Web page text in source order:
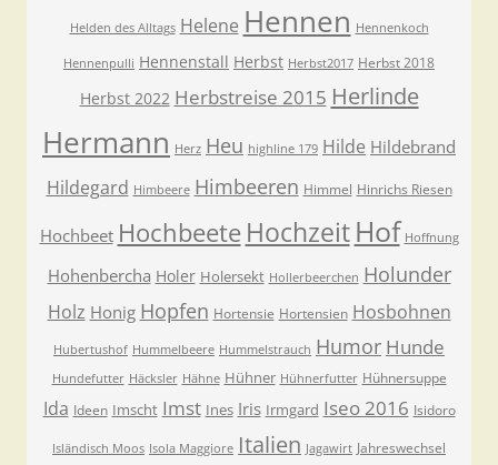
Helden des Alltags Helene Hennen Hennenkoch
Hennenpulli Hennenstall Herbst Herbst2017 Herbst 2018
Herbst 2022 Herbstreise 2015 Herlinde
Hermann Herz Heu highline 179 Hilde Hildebrand
Hildegard Himbeere Himbeeren Himmel Hinrichs Riesen
Hochbeet Hochbeete Hochzeit Hof Hoffnung
Hohenbercha Holer Holersekt Hollerbeerchen Holunder
Holz Honig Hopfen Hortensie Hortensien Hosbohnen
Hubertushof Hummelbeere Hummelstrauch Humor Hunde
Hundefutter Häcksler Hähne Hühner Hühnerfutter Hühnersuppe
Ida Ideen Imscht Imst Ines Iris Irmgard Iseo 2016 Isidoro
Isländisch Moos Isola Maggiore Italien Jagawirt Jahreswechsel